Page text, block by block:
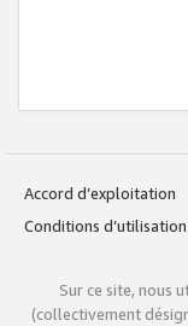
Accord d’exploitation
Conditions d’utilisation
Sur ce site, nous
(collectivement